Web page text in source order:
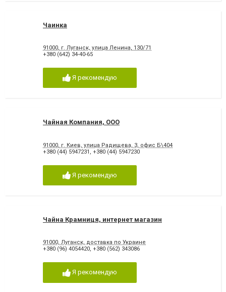
Чаинка
91000, г. Луганск, улица Ленина, 130/71
+380 (642) 34-40-65
Я рекомендую
Чайная Компания, ООО
91000, г. Киев, улица Радищева, 3, офис Б\404
+380 (44) 5947231
+380 (44) 5947230
Я рекомендую
Чайна Крамниця, интернет магазин
91000, Луганск, доставка по Украине
+380 (96) 4054420, +380 (562) 343086
Я рекомендую